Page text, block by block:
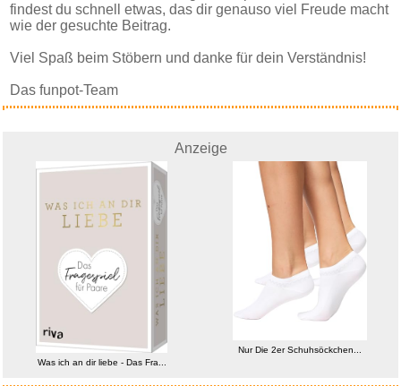
findest du schnell etwas, das dir genauso viel Freude macht
wie der gesuchte Beitrag.
Viel Spaß beim Stöbern und danke für dein Verständnis!
Das funpot-Team
Anzeige
Was ich an dir liebe - Das Fra...
Nur Die 2er Schuhsöckchen...